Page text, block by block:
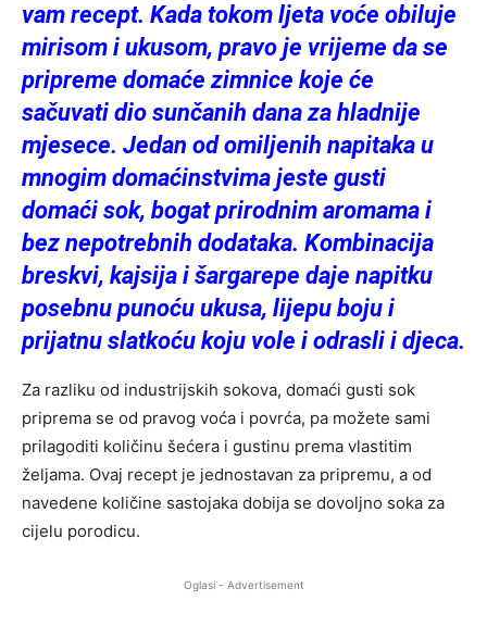
vam recept. Kada tokom ljeta voće obiluje
mirisom i ukusom, pravo je vrijeme da se
pripreme domaće zimnice koje će
sačuvati dio sunčanih dana za hladnije
mjesece. Jedan od omiljenih napitaka u
mnogim domaćinstvima jeste gusti
domaći sok, bogat prirodnim aromama i
bez nepotrebnih dodataka. Kombinacija
breskvi, kajsija i šargarepe daje napitku
posebnu punoću ukusa, lijepu boju i
prijatnu slatkoću koju vole i odrasli i djeca.
Za razliku od industrijskih sokova, domaći gusti sok
priprema se od pravog voća i povrća, pa možete sami
prilagoditi količinu šećera i gustinu prema vlastitim
željama. Ovaj recept je jednostavan za pripremu, a od
navedene količine sastojaka dobija se dovoljno soka za
cijelu porodicu.
Oglasi - Advertisement